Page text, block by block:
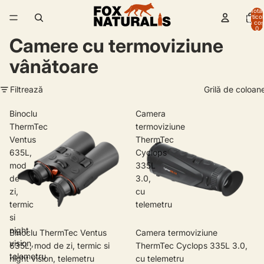
Total
în
0
Camere cu termoviziune
vânătoare
Filtrează Grilă de
Binoclu
ThermTec
Ventus
635L,
mod
de
zi,
termic
si
night
vision,
telemetru
Binoclu ThermTec Ventus
635L, mod de zi, termic si
night vision, telemetru
Camera
termoviziune
ThermTec
Cyclops
335L
3.0,
cu
telemetru
Camera termoviziune
ThermTec Cyclops 335L 3.0,
cu telemetru